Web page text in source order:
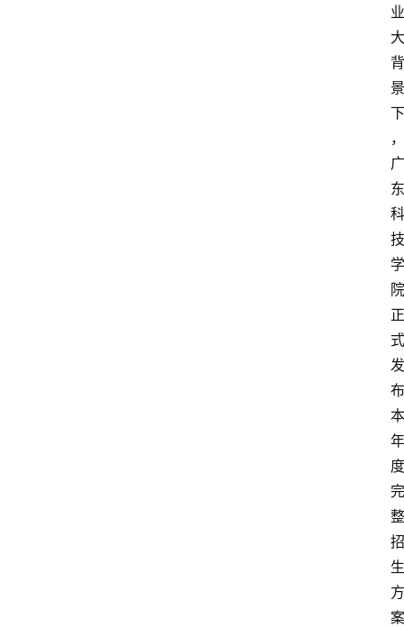
业
大
背
景
下
，
广
东
科
技
学
院
正
式
发
布
本
年
度
完
整
招
生
方
案